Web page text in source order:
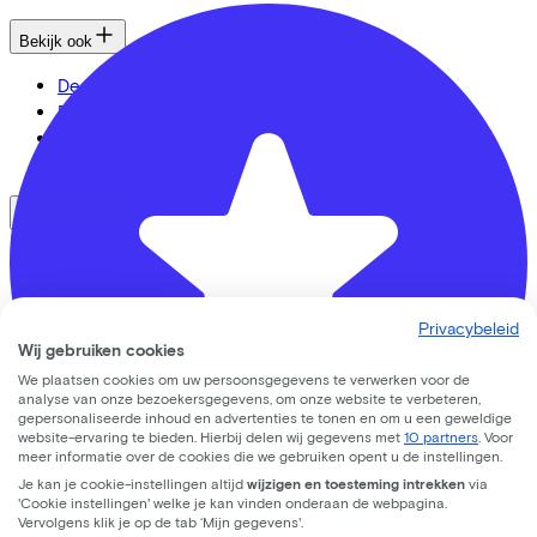
Bekijk ook
Dealer locator
Fiets leasen? Bereken je kosten
Cervélo
Urban Arrow
Veloretti
Van Raam
Alle merken
Privacybeleid
Wij gebruiken cookies
We plaatsen cookies om uw persoonsgegevens te verwerken voor de
analyse van onze bezoekersgegevens, om onze website te verbeteren,
gepersonaliseerde inhoud en advertenties te tonen en om u een geweldige
website-ervaring te bieden. Hierbij delen wij gegevens met 10 partners . Voor
meer informatie over de cookies die we gebruiken opent u de instellingen.
Je kan je cookie-instellingen altijd wijzigen en toesteming intrekken via
'Cookie instellingen' welke je kan vinden onderaan de webpagina.
Vervolgens klik je op de tab ‘Mijn gegevens'.